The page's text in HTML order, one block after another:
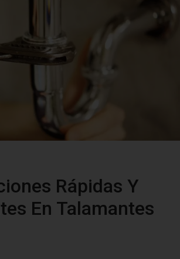
Rápidas Y
En Talamantes